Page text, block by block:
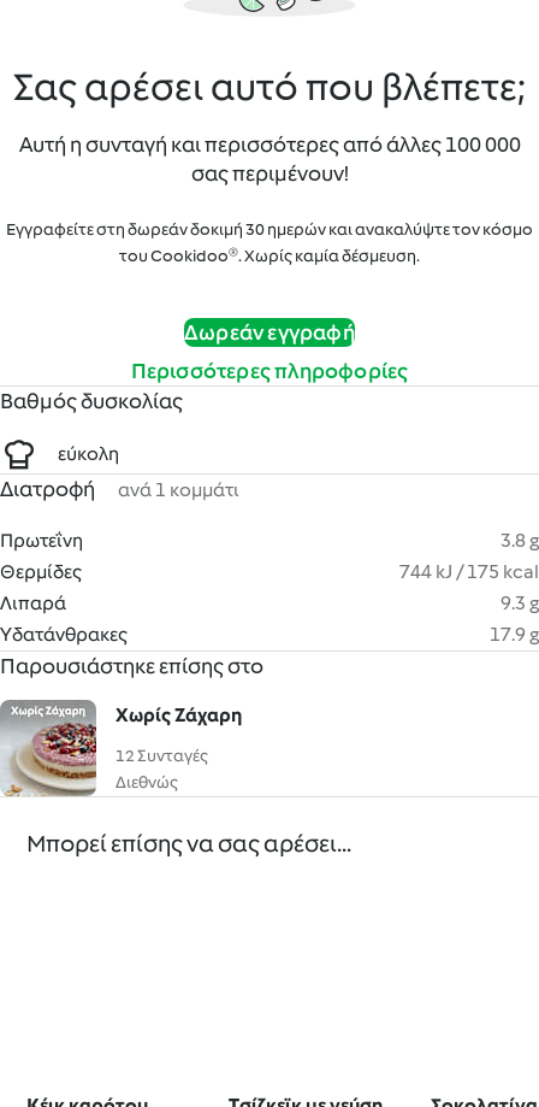
Σας αρέσει αυτό που βλέπετε;
Αυτή η συνταγή και περισσότερες από άλλες 100 000
σας περιμένουν!
Εγγραφείτε στη δωρεάν δοκιμή 30 ημερών και ανακαλύψτε τον κόσμο
του Cookidoo®. Χωρίς καμία δέσμευση.
Δωρεάν εγγραφή
Περισσότερες πληροφορίες
Βαθμός δυσκολίας
εύκολη
Διατροφή ανά 1 κομμάτι
Πρωτεΐνη
3.8 g
Θερμίδες
744 kJ / 175 kcal
Λιπαρά
9.3 g
Υδατάνθρακες
17.9 g
Παρουσιάστηκε επίσης στο
Χωρίς Ζάχαρη
12 Συνταγές
Διεθνώς
Μπορεί επίσης να σας αρέσει...